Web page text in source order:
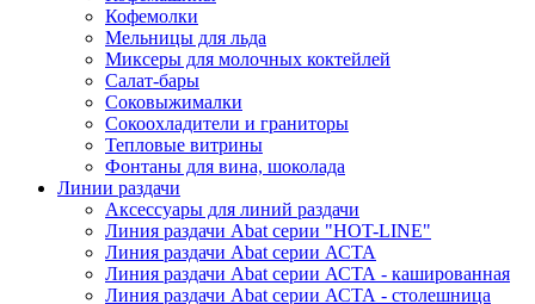
Кофемолки
Мельницы для льда
Миксеры для молочных коктейлей
Салат-бары
Соковыжималки
Сокоохладители и граниторы
Тепловые витрины
Фонтаны для вина, шоколада
Линии раздачи
Аксессуары для линий раздачи
Линия раздачи Abat серии "HOT-LINE"
Линия раздачи Abat серии АСТА
Линия раздачи Abat серии АСТА - кашированная
Линия раздачи Abat серии АСТА - столешница